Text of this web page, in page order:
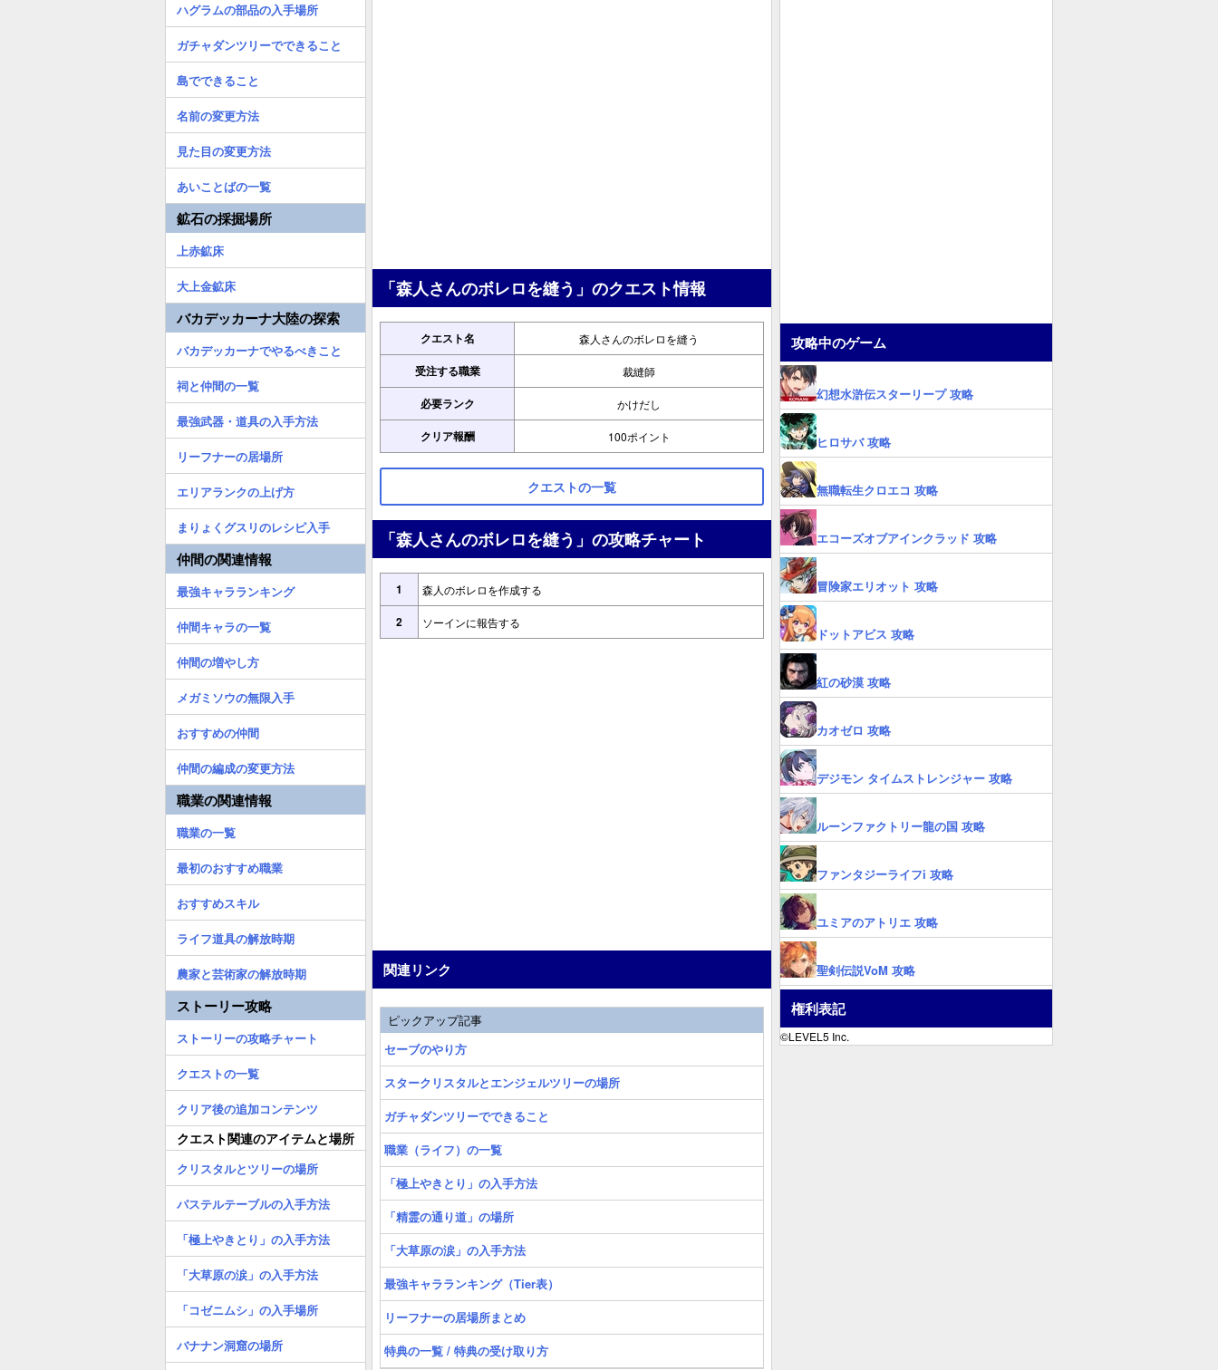
「森人さんのボレロを縫う」のクエスト情報
クエスト名 森人さんのボレロを縫う
受注する職業 裁縫師
必要ランク かけだし
クリア報酬 100ポイント
クエストの一覧
「森人さんのボレロを縫う」の攻略チャート
1 森人のボレロを作成する
2 ソーインに報告する
関連リンク
ピックアップ記事
セーブのやり方
スタークリスタルとエンジェルツリーの場所
ガチャダンツリーでできること
職業（ライフ）の一覧
「極上やきとり」の入手方法
「精霊の通り道」の場所
「大草原の涙」の入手方法
最強キャラランキング（Tier表）
リーフナーの居場所まとめ
特典の一覧 / 特典の受け取り方
ハグラムの部品の入手場所
ガチャダンツリーでできること
島でできること
名前の変更方法
見た目の変更方法
あいことばの一覧
鉱石の採掘場所
上赤鉱床
大上金鉱床
バカデッカーナ大陸の探索
バカデッカーナでやるべきこと
祠と仲間の一覧
最強武器・道具の入手方法
リーフナーの居場所
エリアランクの上げ方
まりょくグスリのレシピ入手
仲間の関連情報
最強キャラランキング
仲間キャラの一覧
仲間の増やし方
メガミソウの無限入手
おすすめの仲間
仲間の編成の変更方法
職業の関連情報
職業の一覧
最初のおすすめ職業
おすすめスキル
ライフ道具の解放時期
農家と芸術家の解放時期
ストーリー攻略
ストーリーの攻略チャート
クエストの一覧
クリア後の追加コンテンツ
クエスト関連のアイテムと場所
クリスタルとツリーの場所
パステルテーブルの入手方法
「極上やきとり」の入手方法
「大草原の涙」の入手方法
「コゼニムシ」の入手場所
バナナン洞窟の場所
攻略中のゲーム
幻想水滸伝スターリープ 攻略
ヒロサバ 攻略
無職転生クロエコ 攻略
エコーズオブアインクラッド 攻略
冒険家エリオット 攻略
ドットアビス 攻略
紅の砂漠 攻略
カオゼロ 攻略
デジモン タイムストレンジャー 攻略
ルーンファクトリー龍の国 攻略
ファンタジーライフi 攻略
ユミアのアトリエ 攻略
聖剣伝説VoM 攻略
権利表記
©LEVEL5 Inc.